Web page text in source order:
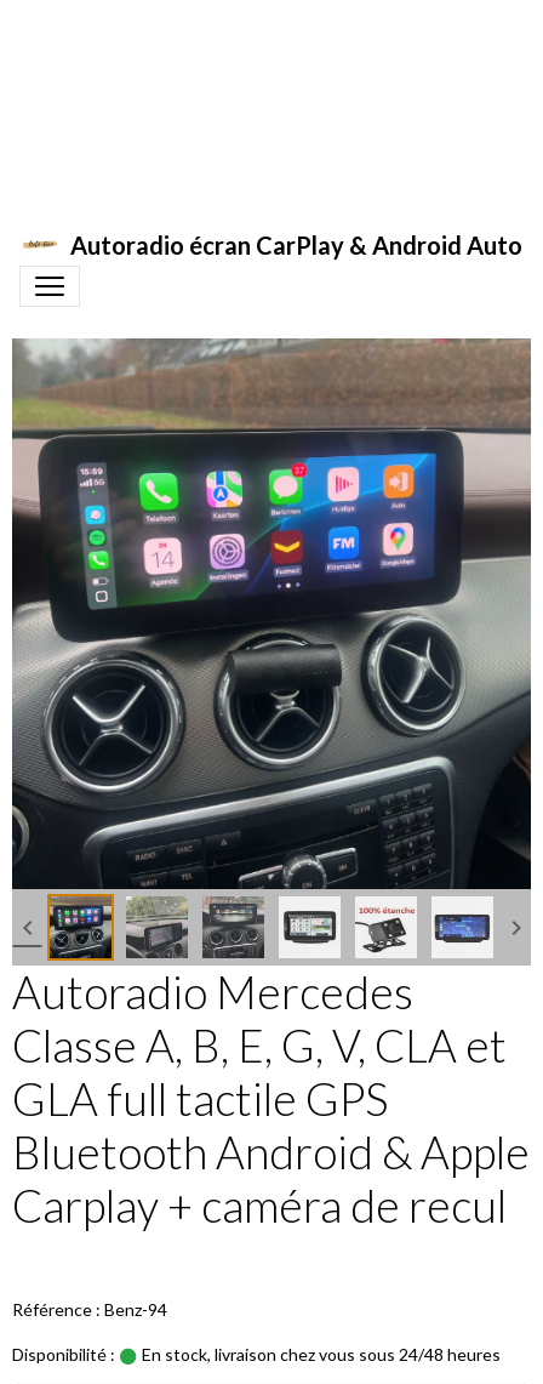
Autoradio écran CarPlay & Android Auto
Autoradio Mercedes
Classe A, B, E, G, V, CLA et
GLA full tactile GPS
Bluetooth Android & Apple
Carplay + caméra de recul
Référence : Benz-94
Disponibilité : En stock, livraison chez vous sous 24/48 heures